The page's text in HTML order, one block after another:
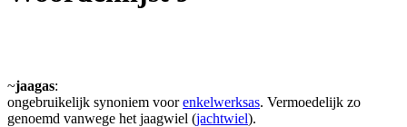
~jaagas:
ongebruikelijk synoniem voorenkelwerksas. Vermoedelijk zo
genoemd vanwege het jaagwiel (jachtwiel).